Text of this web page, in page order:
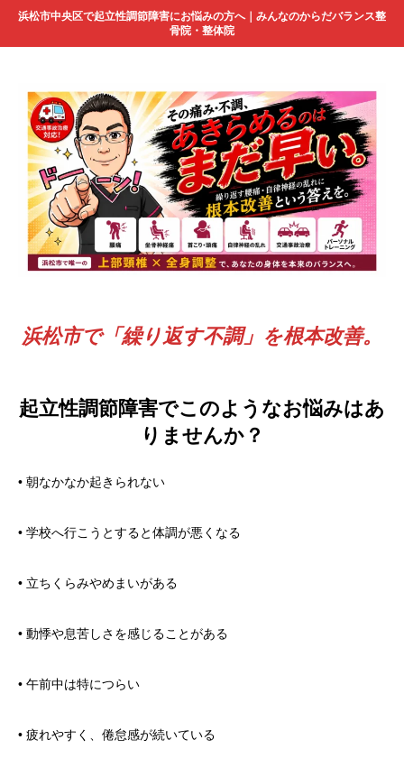
浜松市中央区で起立性調節障害にお悩みの方へ｜みんなのからだバランス整
骨院・整体院
浜松市で「繰り返す不調」を根本改善。
起立性調節障害でこのようなお悩みはあ
りませんか？
• 朝なかなか起きられない
• 学校へ行こうとすると体調が悪くなる
• 立ちくらみやめまいがある
• 動悸や息苦しさを感じることがある
• 午前中は特につらい
• 疲れやすく、倦怠感が続いている